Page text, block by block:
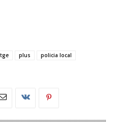
plus
policia local